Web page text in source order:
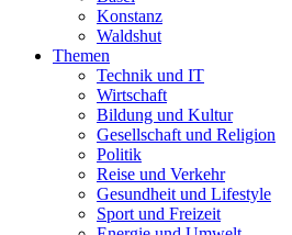
Konstanz
Waldshut
Themen
Technik und IT
Wirtschaft
Bildung und Kultur
Gesellschaft und Religion
Politik
Reise und Verkehr
Gesundheit und Lifestyle
Sport und Freizeit